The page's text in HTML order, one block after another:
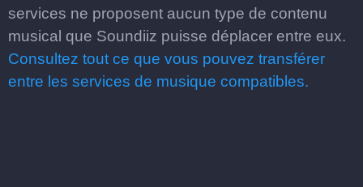
services ne proposent aucun type de contenu
musical que Soundiiz puisse déplacer entre eux.
Consultez tout ce que vous pouvez transférer
entre les services de musique compatibles.